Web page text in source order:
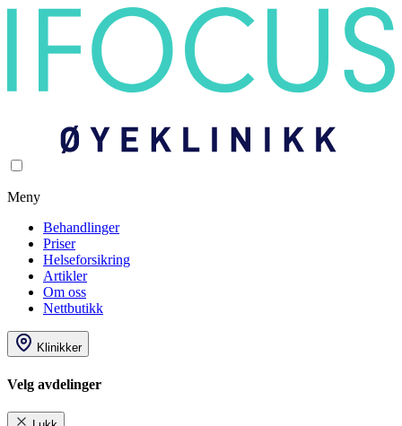
Meny
Behandlinger
Priser
Helseforsikring
Artikler
Om oss
Nettbutikk
Klinikker
Velg avdelinger